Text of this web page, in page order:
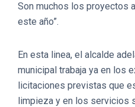
Son muchos los proyectos
este año”.
En esta linea, el alcalde
municipal trabaja ya en los
licitaciones previstas que
limpieza y en los servicios